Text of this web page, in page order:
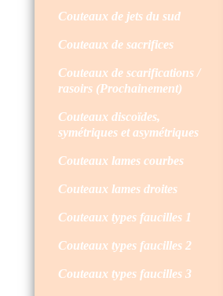
Couteaux de jets du sud
Couteaux de sacrifices
Couteaux de scarifications /
rasoirs (Prochainement)
Couteaux discoïdes,
symétriques et asymétriques
Couteaux lames courbes
Couteaux lames droites
Couteaux types faucilles 1
Couteaux types faucilles 2
Couteaux types faucilles 3